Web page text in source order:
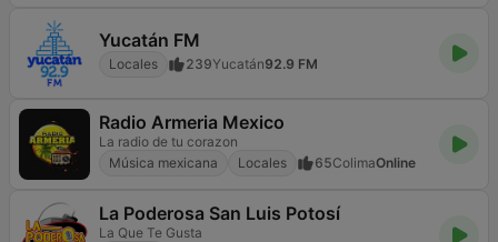
Yucatán FM
Locales 239Yucatán92.9 FM
Radio Armeria Mexico
La radio de tu corazon
Música mexicana
Locales 65ColimaOnline
La Poderosa San Luis Potosí
La Que Te Gusta